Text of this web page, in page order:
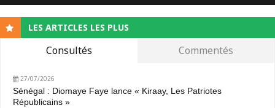
LES ARTICLES LES PLUS
Consultés Commentés
27/07/2026
Sénégal : Diomaye Faye lance « Kiraay, Les Patriotes
Républicains »